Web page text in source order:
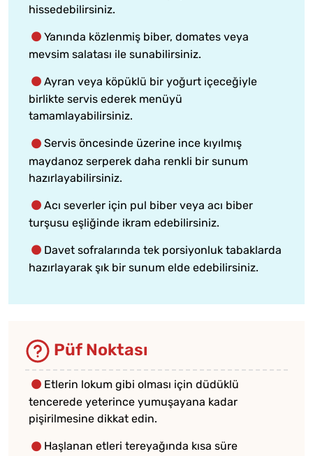
hissedebilirsiniz.
Yanında közlenmiş biber, domates veya
mevsim salatası ile sunabilirsiniz.
Ayran veya köpüklü bir yoğurt içeceğiyle
birlikte servis ederek menüyü
tamamlayabilirsiniz.
Servis öncesinde üzerine ince kıyılmış
maydanoz serperek daha renkli bir sunum
hazırlayabilirsiniz.
Acı severler için pul biber veya acı biber
turşusu eşliğinde ikram edebilirsiniz.
Davet sofralarında tek porsiyonluk tabaklarda
hazırlayarak şık bir sunum elde edebilirsiniz.
Püf Noktası
Etlerin lokum gibi olması için düdüklü
tencerede yeterince yumuşayana kadar
pişirilmesine dikkat edin.
Haşlanan etleri tereyağında kısa süre